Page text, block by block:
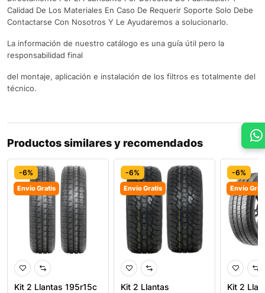
Calidad De Los Materiales En Caso De Requerir Soporte Solo Debe
Contactarse Con Nosotros Y Le Ayudaremos a solucionarlo.
La información de nuestro catálogo es una guía útil pero la
responsabilidad final
del montaje, aplicación e instalación de los filtros es totalmente del
técnico.
Productos similares y recomendados
-6%
Envío Gratis
Kit 2 Llantas 195r15c
-6%
Envío Gratis
Kit 2 Llantas
-6%
Envío
Kit 2